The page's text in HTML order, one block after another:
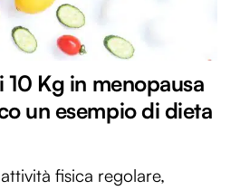
10 Kg in menopausa
un esempio di dieta
fisica regolare,